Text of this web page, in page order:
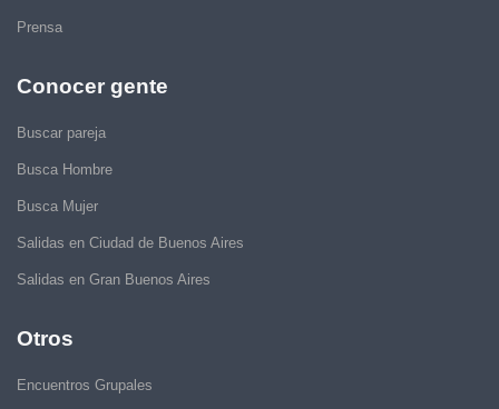
Prensa
Conocer gente
Buscar pareja
Busca Hombre
Busca Mujer
Salidas en Ciudad de Buenos Aires
Salidas en Gran Buenos Aires
Otros
Encuentros Grupales